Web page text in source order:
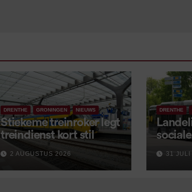
DRENTHE GRONINGEN NIEUWS
Stiekeme treinroker legt
treindienst kort stil
2 AUGUSTUS 2026
DRENTHE
31 JULI